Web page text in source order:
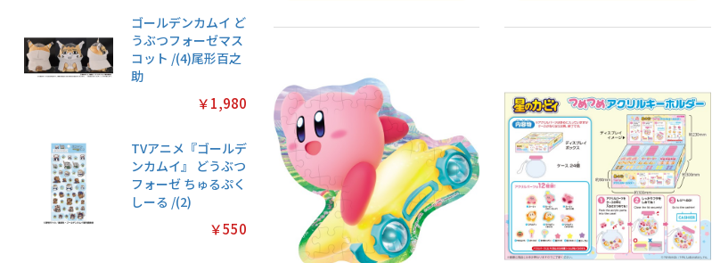
ゴールデンカムイ ど
うぶつフォーゼマス
コット /(4)尾形百之
助
￥1,980
TVアニメ『ゴールデ
ンカムイ』 どうぶつ
フォーゼ ちゅるぷく
しーる /(2)
￥550